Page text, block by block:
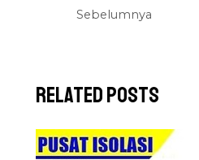
Sebelumnya
Related Posts